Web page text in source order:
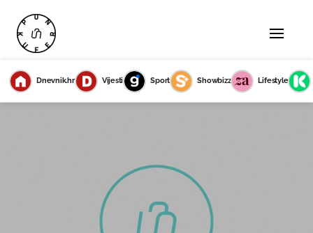
Dnevnik.hr Vijesti Sport Showbizz Lifestyle